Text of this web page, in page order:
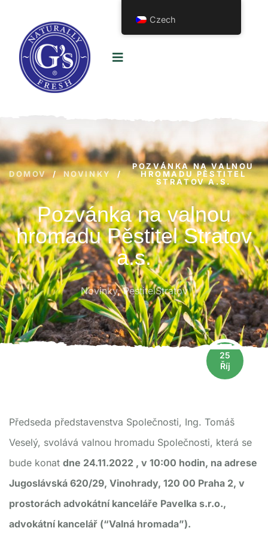
DOMOV / NOVINKY /
POZVÁNKA NA VALNOU
HROMADU PĚSTITEL
STRATOV A.S.
Pozvánka na valnou
hromadu Pěstitel Stratov
a.s.
Novinky,PestitelStratov
25
Říj
Předseda představenstva Společnosti, Ing. Tomáš
Veselý, svolává valnou hromadu Společnosti, která se
bude konat dne 24.11.2022 , v 10:00 hodin, na adrese
Jugoslávská 620/29, Vinohrady, 120 00 Praha 2, v
prostorách advokátní kanceláře Pavelka s.r.o.,
advokátní kancelář (“Valná hromada”).
Czech